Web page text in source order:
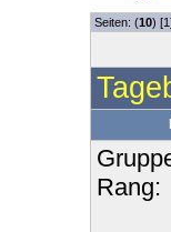
Seiten: (10)
Rang: